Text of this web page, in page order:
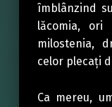
îmblânzind
lăcomia, ori
milostenia,
celor plecaţi
Ca mereu,